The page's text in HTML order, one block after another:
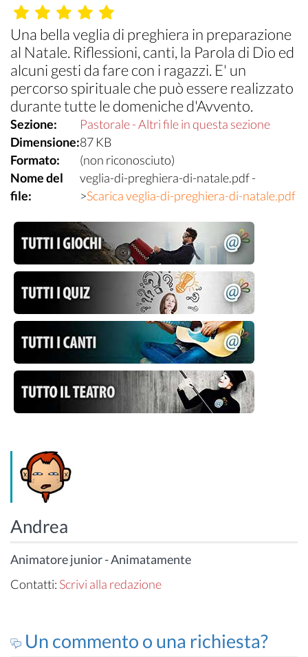
Una bella veglia di preghiera in preparazione
al Natale. Riflessioni, canti, la Parola di Dio ed
alcuni gesti da fare con i ragazzi. E' un
percorso spirituale che può essere realizzato
durante tutte le domeniche d'Avvento.
Sezione:
Pastorale - Altri file in questa sezione
Dimensione:87 KB
Formato:
(non riconosciuto)
Nome del
file:
veglia-di-preghiera-di-natale.pdf -
>Scarica veglia-di-preghiera-di-natale.pdf
Andrea
Animatore junior - Animatamente
Contatti: Scrivi alla redazione
Un commento o una richiesta?